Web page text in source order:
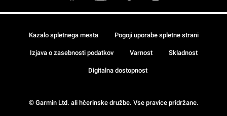
© Garmin Ltd. ali hčerinske družbe. Vse pravice pridržane.
Kazalo spletnega mesta Pogoji uporabe spletne strani
Izjava o zasebnosti podatkov Varnost Skladnost
Digitalna dostopnost